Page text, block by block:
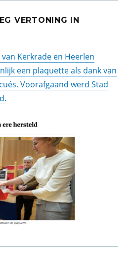
VERTONING IN
Kerkrade en Heerlen
een plaquette als dank van
Voorafgaand werd Stad